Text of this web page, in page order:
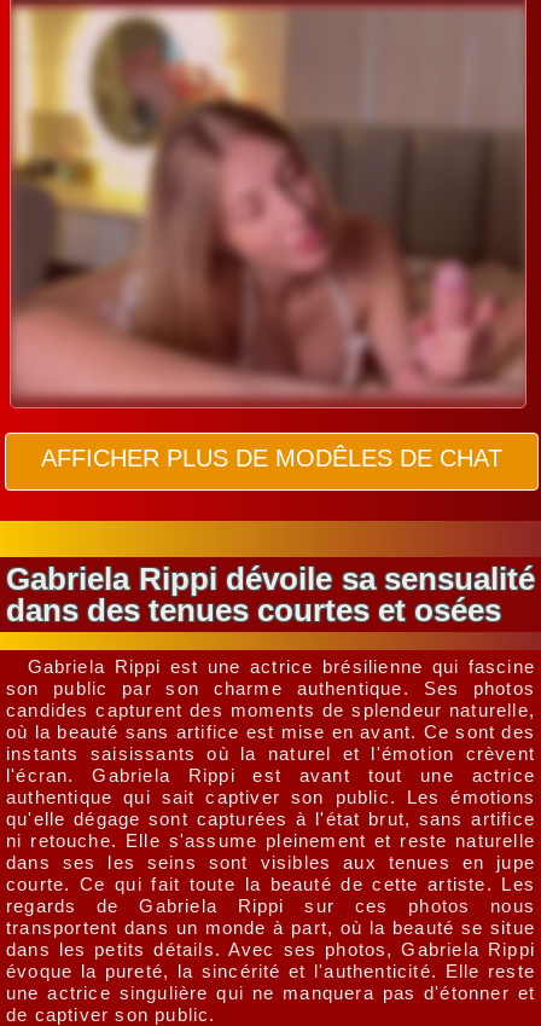
AFFICHER PLUS DE MODÊLES DE CHAT
Gabriela Rippi dévoile sa sensualité
dans des tenues courtes et osées
Gabriela Rippi est une actrice brésilienne qui fascine
son public par son charme authentique. Ses photos
candides capturent des moments de splendeur naturelle,
où la beauté sans artifice est mise en avant. Ce sont des
instants saisissants où la naturel et l'émotion crèvent
l'écran. Gabriela Rippi est avant tout une actrice
authentique qui sait captiver son public. Les émotions
qu'elle dégage sont capturées à l'état brut, sans artifice
ni retouche. Elle s'assume pleinement et reste naturelle
dans ses les seins sont visibles aux tenues en jupe
courte. Ce qui fait toute la beauté de cette artiste. Les
regards de Gabriela Rippi sur ces photos nous
transportent dans un monde à part, où la beauté se situe
dans les petits détails. Avec ses photos, Gabriela Rippi
évoque la pureté, la sincérité et l'authenticité. Elle reste
une actrice singulière qui ne manquera pas d'étonner et
de captiver son public.